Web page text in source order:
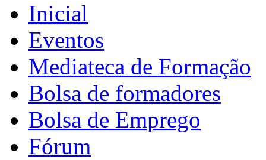
Inicial
Eventos
Mediateca de Formação
Bolsa de formadores
Bolsa de Emprego
Fórum